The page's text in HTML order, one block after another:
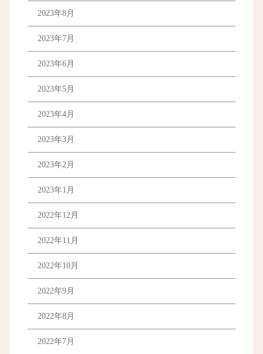
2023年8月
2023年7月
2023年6月
2023年5月
2023年4月
2023年3月
2023年2月
2023年1月
2022年12月
2022年11月
2022年10月
2022年9月
2022年8月
2022年7月